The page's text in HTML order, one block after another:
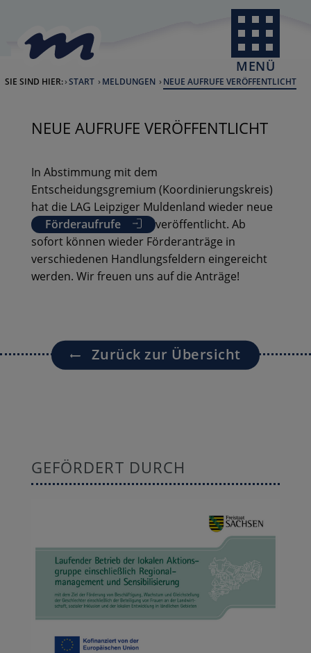
back to home
MENÜ
SIE SIND HIER: START MELDUNGEN CURRENT:
NEUE AUFRUFE VERÖFFENTLICHT
NEUE AUFRUFE VERÖFFENTLICHT
In Abstimmung mit dem
Entscheidungsgremium (Koordinierungskreis)
hat die LAG Leipziger Muldenland wieder neue
Förderaufrufe
veröffentlicht. Ab
sofort können wieder Förderanträge in
verschiedenen Handlungsfeldern eingereicht
werden. Wir freuen uns auf die Anträge!
Zurück zur Übersicht
GEFÖRDERT DURCH